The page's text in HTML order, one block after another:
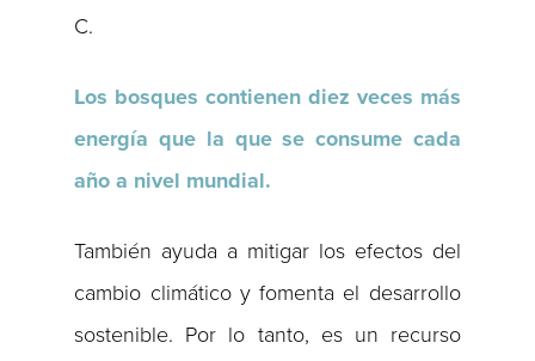
C.
Los bosques contienen diez veces más
energía que la que se consume cada
año a nivel mundial.
También ayuda a mitigar los efectos del
cambio climático y fomenta el desarrollo
sostenible. Por lo tanto, es un recurso